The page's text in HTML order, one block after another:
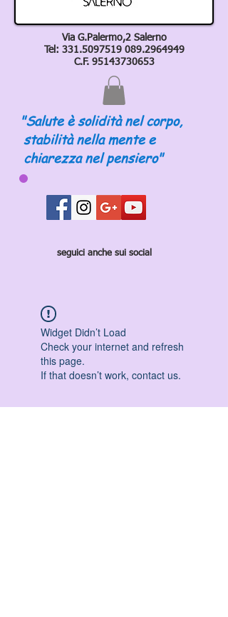
Via G.Palermo,2 Salerno
Tel: 331.5097519 089.2964949
C.F. 95143730653
"Salute è solidità nel corpo,
stabilità nella mente e
chiarezza nel pensiero"
seguici anche sui social
Widget Didn’t Load
Check your internet and refresh
this page.
If that doesn’t work, contact us.